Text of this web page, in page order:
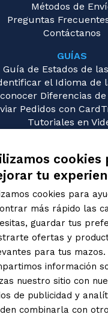
Métodos de
Preguntas
Contáctanos
GUÍAS
Guía de Estados de
el Idioma de
Diferencias
Pedidos con
Tutoriales en
Magic: the
Pokémon
Yu-Gi-Oh!
Flesh and
Digimon
One Piece
Dragon Ball
Cardfight!!
Disney Lorcana
Star Wars
Union Arena
Riftbound | League of
cookies
tu
cookies para
más rápido las
guardar tus
ofertas y
para tus mazos.
información
nuestro sitio con
de publicidad y
combinarla con